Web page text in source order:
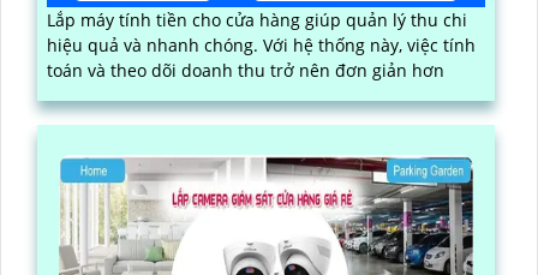
Lắp máy tính tiền cho cửa hàng giúp quản lý thu chi
hiệu quả và nhanh chóng. Với hệ thống này, việc tính
toán và theo dõi doanh thu trở nên đơn giản hơn